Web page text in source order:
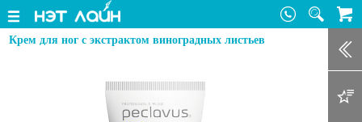
Крем для ног с экстрактом виноградных листьев